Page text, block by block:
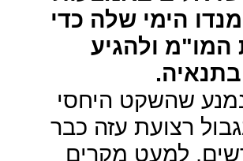
הימי שלה כדי
המו"מ ולהגיע
שהשקט היחסי
רצועת עזה כבר
למעט מקרים